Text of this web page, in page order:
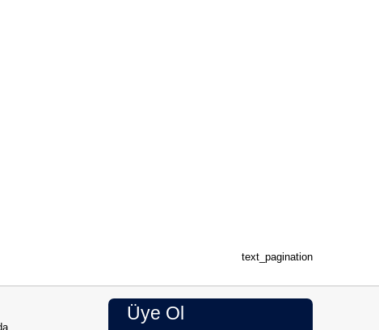
text_pagination
Üye Ol